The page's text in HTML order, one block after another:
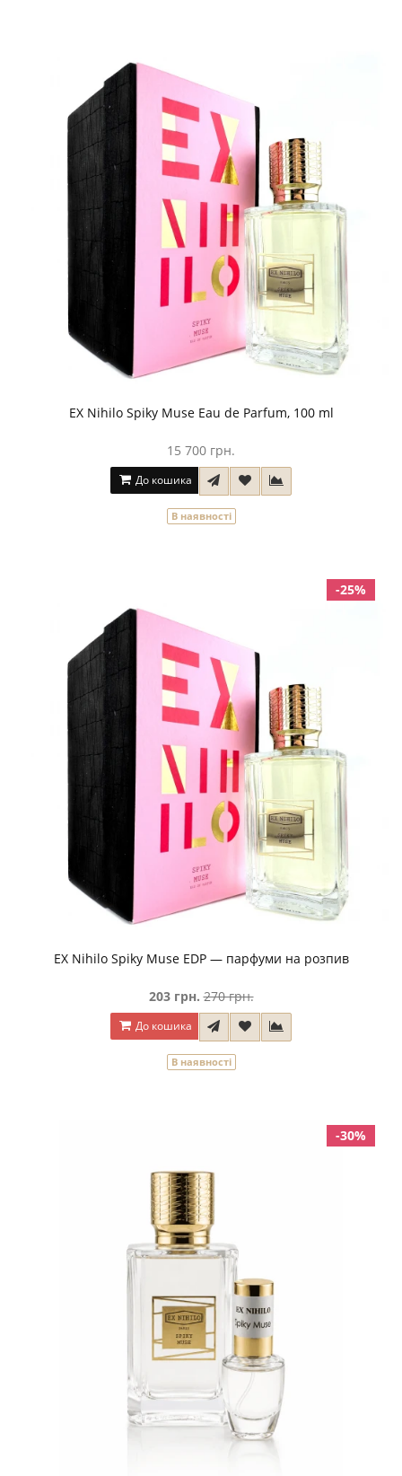
EX Nihilo Spiky Muse Eau de Parfum, 100 ml
15 700 грн.
До кошика
В наявності
-25%
EX Nihilo Spiky Muse EDP — парфуми на розпив
203 грн. 270 грн.
До кошика
В наявності
-30%